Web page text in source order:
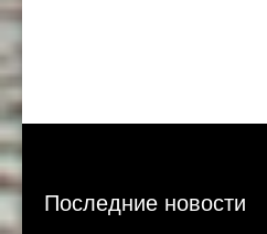
Последние новости